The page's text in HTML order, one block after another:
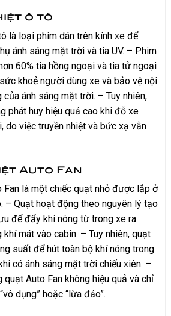
ô tô
là loại phim dán trên kính xe để
ánh sáng mặt trời và tia UV. – Phim
60% tia hồng ngoại và tia tử ngoại
khoẻ người dùng xe và bảo vệ nội
ánh sáng mặt trời. – Tuy nhiên,
phát huy hiệu quả cao khi đỗ xe
do việc truyền nhiệt và bức xạ vẫn
Auto Fan
Fan là một chiếc quạt nhỏ được lắp ở
– Quạt hoạt động theo nguyên lý tạo
để đẩy khí nóng từ trong xe ra
khí mát vào cabin. – Tuy nhiên, quạt
suất để hút toàn bộ khí nóng trong
có ánh sáng mặt trời chiếu xiên. –
quạt Auto Fan không hiệu quả và chỉ
dụng” hoặc “lừa đảo”.